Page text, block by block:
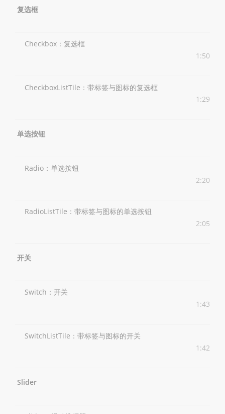
复选框
Checkbox：复选框
1:50
CheckboxListTile：带标签与图标的复选框
1:29
单选按钮
Radio：单选按钮
2:20
RadioListTile：带标签与图标的单选按钮
2:05
开关
Switch：开关
1:43
SwitchListTile：带标签与图标的开关
1:42
Slider